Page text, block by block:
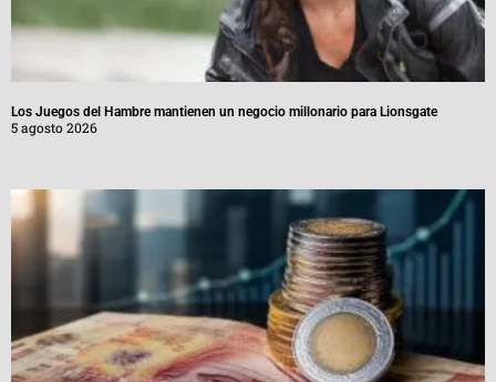
Los Juegos del Hambre mantienen un negocio millonario para Lionsgate
5 agosto 2026